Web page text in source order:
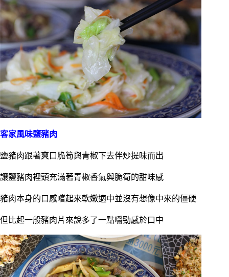
客家風味鹽豬肉
鹽豬肉跟著爽口脆筍與青椒下去伴炒提味而出
讓鹽豬肉裡頭充滿著青椒香氣與脆筍的甜味感
豬肉本身的口感嚐起來軟嫩適中並沒有想像中來的僵硬
但比起一般豬肉片來說多了一點嚼勁感於口中